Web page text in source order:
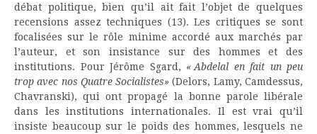
débat politique, bien qu’il ait fait l’objet de quelques
recensions assez techniques (13). Les critiques se sont
focalisées sur le rôle minime accordé aux marchés par
l’auteur, et son insistance sur des hommes et des
institutions. Pour Jérôme Sgard, « Abdelal en fait un peu
trop avec nos Quatre Socialistes» (Delors, Lamy, Camdessus,
Chavranski), qui ont propagé la bonne parole libérale
dans les institutions internationales. Il est vrai qu’il
insiste beaucoup sur le poids des hommes, lesquels ne